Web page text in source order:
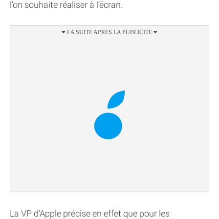
l’on souhaite réaliser à l’écran.
La VP d’Apple précise en effet que pour les